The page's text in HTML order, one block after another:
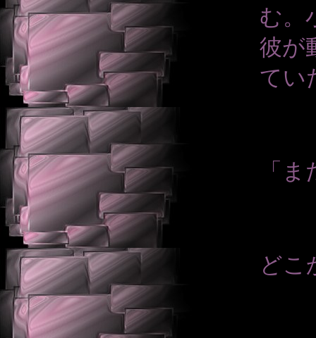
む。
彼が
てい
「
どこ